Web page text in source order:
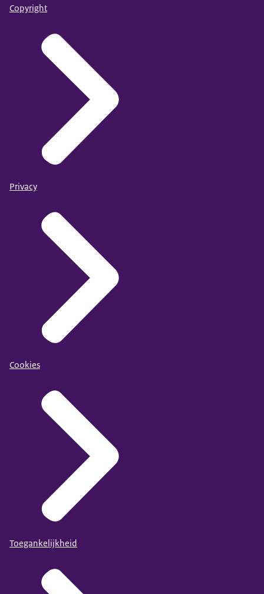
Copyright
Privacy
Cookies
Toegankelijkheid